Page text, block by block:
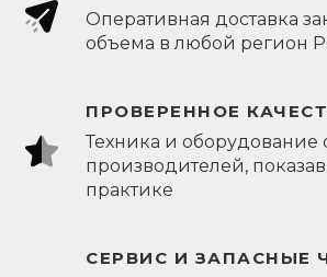
Оперативная доставка
объема в любой регион
ПРОВЕРЕННОЕ
Техника и оборудование
производителей,
практике
СЕРВИС И ЗАПАСНЫЕ